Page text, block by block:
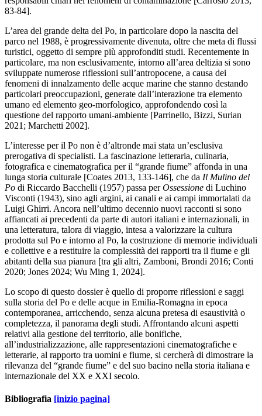
83-84].
L’area del grande delta del Po, in particolare dopo la nascita del
parco nel 1988, è progressivamente divenuta, oltre che meta di flussi
turistici, oggetto di sempre più approfonditi studi. Recentemente in
particolare, ma non esclusivamente, intorno all’area deltizia si sono
sviluppate numerose riflessioni sull’antropocene, a causa dei
fenomeni di innalzamento delle acque marine che stanno destando
particolari preoccupazioni, generate dall’interazione tra elemento
umano ed elemento geo-morfologico, approfondendo così la
questione del rapporto umani-ambiente [Parrinello, Bizzi, Surian
2021; Marchetti 2002].
L’interesse per il Po non è d’altronde mai stata un’esclusiva
prerogativa di specialisti. La fascinazione letteraria, culinaria,
fotografica e cinematografica per il “grande fiume” affonda in una
lunga storia culturale [Coates 2013, 133-146], che da Il Mulino del
Po di Riccardo Bacchelli (1957) passa perOssessione di Luchino
Visconti (1943), sino agli argini, ai canali e ai campi immortalati da
Luigi Ghirri. Ancora nell’ultimo decennio nuovi racconti si sono
affiancati ai precedenti da parte di autori italiani e internazionali, in
una letteratura, talora di viaggio, intesa a valorizzare la cultura
prodotta sul Po e intorno al Po, la costruzione di memorie individuali
e collettive e a restituire la complessità dei rapporti tra il fiume e gli
abitanti della sua pianura [tra gli altri, Zamboni, Brondi 2016; Conti
2020; Jones 2024; Wu Ming 1, 2024].
Lo scopo di questo dossier è quello di proporre riflessioni e saggi
sulla storia del Po e delle acque in Emilia-Romagna in epoca
contemporanea, arricchendo, senza alcuna pretesa di esaustività o
completezza, il panorama degli studi. Affrontando alcuni aspetti
relativi alla gestione del territorio, alle bonifiche,
all’industrializzazione, alle rappresentazioni cinematografiche e
letterarie, al rapporto tra uomini e fiume, si cercherà di dimostrare la
rilevanza del “grande fiume” e del suo bacino nella storia italiana e
internazionale del XX e XXI secolo.
Bibliografia [inizio pagina]